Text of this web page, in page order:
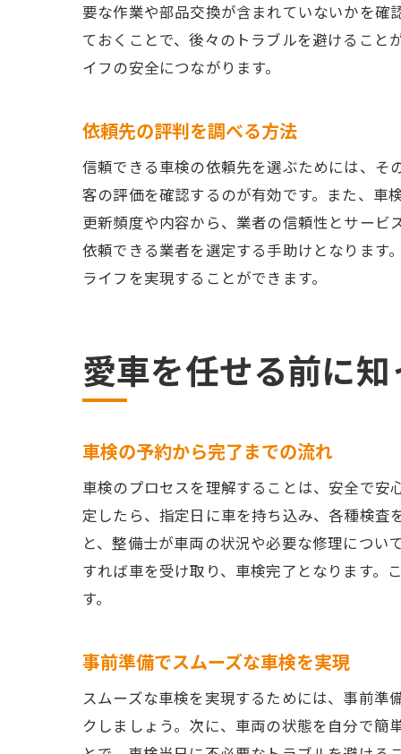
要な作業や部品交換が含まれていないかを確
ておくことで、後々のトラブルを避けること
イフの安全につながります。
依頼先の評判を調べる方法
信頼できる車検の依頼先を選ぶためには、そ
客の評価を確認するのが有効です。また、車
更新頻度や内容から、業者の信頼性とサービ
依頼できる業者を選定する手助けとなります
ライフを実現することができます。
愛車を任せる前に
車検の予約から完了までの流れ
車検のプロセスを理解することは、安全で安
定したら、指定日に車を持ち込み、各種検査
と、整備士が車両の状況や必要な修理につい
すれば車を受け取り、車検完了となります。
す。
事前準備でスムーズな車検を実現
スムーズな車検を実現するためには、事前準
クしましょう。次に、車両の状態を自分で簡